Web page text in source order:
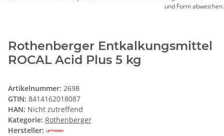
und Form abweichen.
Rothenberger Entkalkungsmittel
ROCAL Acid Plus 5 kg
Artikelnummer: 2698
GTIN: 8414162018087
HAN: Nicht zutreffend
Kategorie: Rothenberger
Hersteller: